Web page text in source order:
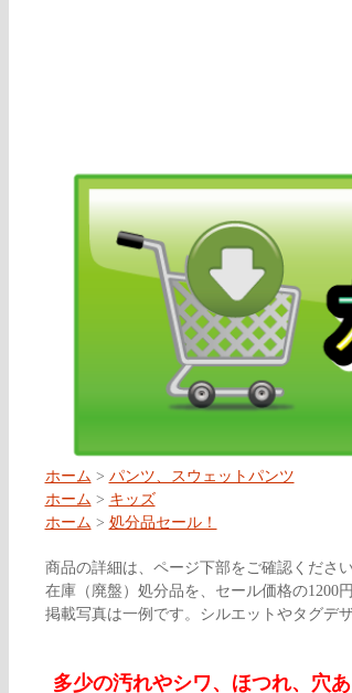
ホーム > パンツ、スウェットパンツ
ホーム > キッズ
ホーム > 処分品セール！
商品の詳細は、ページ下部をご確認ください
在庫（廃盤）処分品を、セール価格の1200
掲載写真は一例です。シルエットやタグデ
多少の汚れやシワ、ほつれ、穴